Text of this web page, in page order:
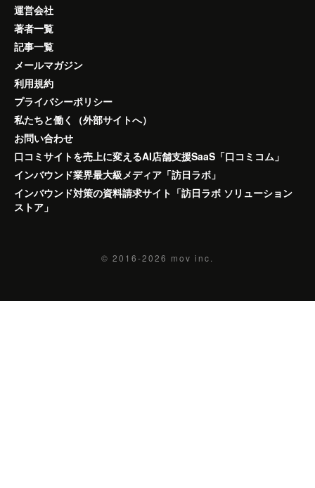
運営会社
著者一覧
記事一覧
メールマガジン
利用規約
プライバシーポリシー
私たちと働く（外部サイトへ）
お問い合わせ
口コミサイトを売上に変えるAI店舗支援SaaS「口コミコム」
インバウンド業界最大級メディア「訪日ラボ」
インバウンド対策の資料請求サイト「訪日ラボ ソリューション
ストア」
© 2016-2026 mov inc.